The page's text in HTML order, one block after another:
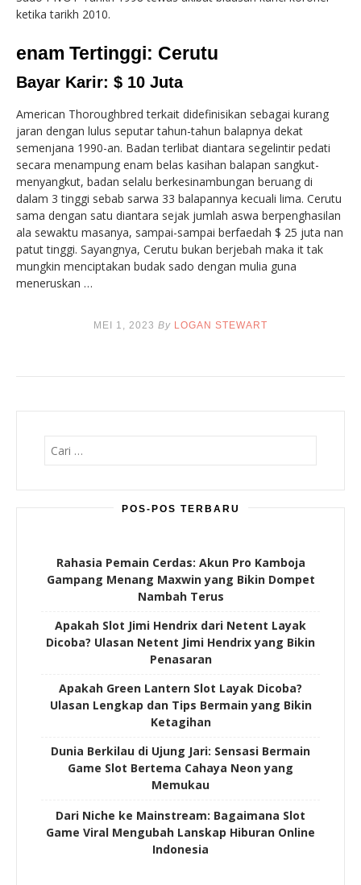
ketika tarikh 2010.
enam Tertinggi: Cerutu
Bayar Karir: $ 10 Juta
American Thoroughbred terkait didefinisikan sebagai kurang
jaran dengan lulus seputar tahun-tahun balapnya dekat
semenjana 1990-an. Badan terlibat diantara segelintir pedati
secara menampung enam belas kasihan balapan sangkut-
menyangkut, badan selalu berkesinambungan beruang di
dalam 3 tinggi sebab sarwa 33 balapannya kecuali lima. Cerutu
sama dengan satu diantara sejak jumlah aswa berpenghasilan
ala sewaktu masanya, sampai-sampai berfaedah $ 25 juta nan
patut tinggi. Sayangnya, Cerutu bukan berjebah maka it tak
mungkin menciptakan budak sado dengan mulia guna
meneruskan …
MEI 1, 2023 By LOGAN STEWART
Cari
untuk:
POS-POS TERBARU
Rahasia Pemain Cerdas: Akun Pro Kamboja
Gampang Menang Maxwin yang Bikin Dompet
Nambah Terus
Apakah Slot Jimi Hendrix dari Netent Layak
Dicoba? Ulasan Netent Jimi Hendrix yang Bikin
Penasaran
Apakah Green Lantern Slot Layak Dicoba?
Ulasan Lengkap dan Tips Bermain yang Bikin
Ketagihan
Dunia Berkilau di Ujung Jari: Sensasi Bermain
Game Slot Bertema Cahaya Neon yang
Memukau
Dari Niche ke Mainstream: Bagaimana Slot
Game Viral Mengubah Lanskap Hiburan Online
Indonesia